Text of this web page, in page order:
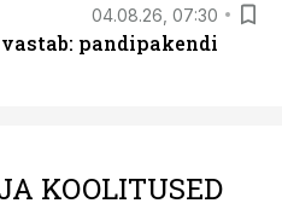
04.08.26, 07:30
pandipakendi
KOOLITUSED